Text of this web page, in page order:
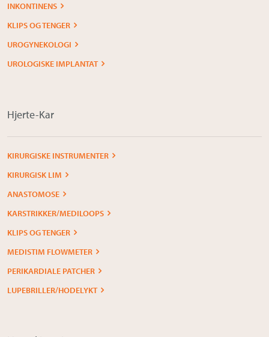
INKONTINENS
KLIPS OG TENGER
UROGYNEKOLOGI
UROLOGISKE IMPLANTAT
Hjerte-Kar
KIRURGISKE INSTRUMENTER
KIRURGISK LIM
ANASTOMOSE
KARSTRIKKER/MEDILOOPS
KLIPS OG TENGER
MEDISTIM FLOWMETER
PERIKARDIALE PATCHER
LUPEBRILLER/HODELYKT